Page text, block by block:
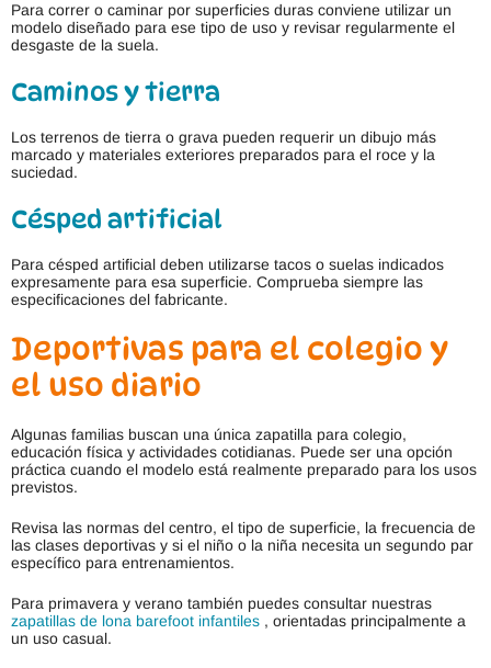
Para correr o caminar por superficies duras conviene utilizar un
modelo diseñado para ese tipo de uso y revisar regularmente el
desgaste de la suela.
Caminos y tierra
Los terrenos de tierra o grava pueden requerir un dibujo más
marcado y materiales exteriores preparados para el roce y la
suciedad.
Césped artificial
Para césped artificial deben utilizarse tacos o suelas indicados
expresamente para esa superficie. Comprueba siempre las
especificaciones del fabricante.
Deportivas para el colegio y
el uso diario
Algunas familias buscan una única zapatilla para colegio,
educación física y actividades cotidianas. Puede ser una opción
práctica cuando el modelo está realmente preparado para los usos
previstos.
Revisa las normas del centro, el tipo de superficie, la frecuencia de
las clases deportivas y si el niño o la niña necesita un segundo par
específico para entrenamientos.
Para primavera y verano también puedes consultar nuestras
zapatillas de lona barefoot infantiles , orientadas principalmente a
un uso casual.